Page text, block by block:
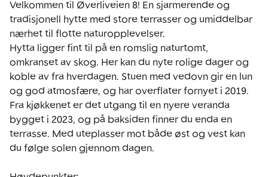
Velkommen til Øverliveien 8! En sjarmerende og
tradisjonell hytte med store terrasser og umiddelbar
nærhet til flotte naturopplevelser.
Hytta ligger fint til på en romslig naturtomt,
omkranset av skog. Her kan du nyte rolige dager og
koble av fra hverdagen. Stuen med vedovn gir en lun
og god atmosfære, og har overflater fornyet i 2019.
Fra kjøkkenet er det utgang til en nyere veranda
bygget i 2023, og på baksiden finner du enda en
terrasse. Med uteplasser mot både øst og vest kan
du følge solen gjennom dagen.